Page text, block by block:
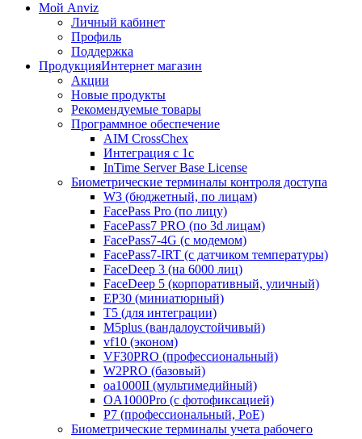
Мой Anviz
Личный кабинет
Профиль
Поддержка
ПродукцияИнтернет магазин
Акции
Новые продукты
Рекомендуемые товары
Программное обеспечение
AIM CrossChex
Интеграция с 1с
InTime Server Base License
Биометрические терминалы контроля доступа
W3 (бюджетный, по лицам)
FacePass Pro (по лицу)
FacePass7 PRO (по 3d лицам)
FacePass7-4G (с модемом)
FacePass7-IRT (с датчиком температуры)
FaceDeep 3 (на 6000 лиц)
FaceDeep 5 (корпоративный, уличный)
EP30 (миниатюрный)
T5 (для интеграции)
M5plus (вандалоустойчивый)
vf10 (эконом)
VF30PRO (профессиональный)
W2PRO (базовый)
oa1000II (мультимедийный)
OA1000Pro (с фотофиксацией)
P7 (профессиональный, PoE)
Биометрические терминалы учета рабочего